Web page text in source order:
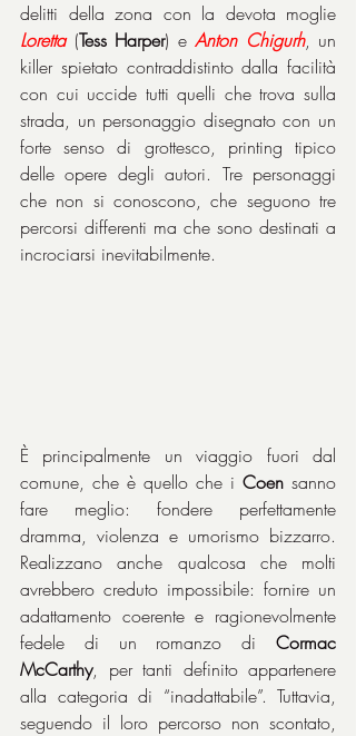
Loretta (Tess Harper) e Anton Chigurh, un
killer spietato contraddistinto dalla facilità
con cui uccide tutti quelli che trova sulla
strada, un personaggio disegnato con un
forte senso di grottesco, printing tipico
delle opere degli autori. Tre personaggi
che non si conoscono, che seguono tre
percorsi differenti ma che sono destinati a
incrociarsi inevitabilmente.
È principalmente un viaggio fuori dal
comune, che è quello che i Coen sanno
fare meglio: fondere perfettamente
dramma, violenza e umorismo bizzarro.
Realizzano anche qualcosa che molti
avrebbero creduto impossibile: fornire un
adattamento coerente e ragionevolmente
fedele di un romanzo di Cormac
McCarthy, per tanti definito appartenere
alla categoria di “inadattabile”. Tuttavia,